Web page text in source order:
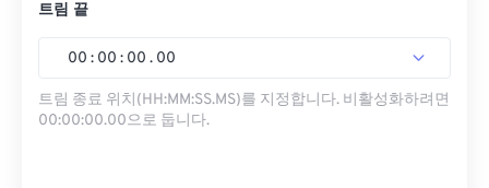
트림 끝
00 : 00 : 00 . 00
트림 종료 위치(HH:MM:SS.MS)를 지정합니다. 비활성화하려면
00:00:00.00으로 둡니다.